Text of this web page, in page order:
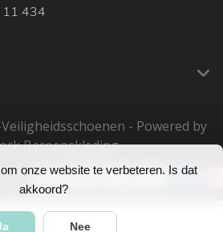
onze website te verbeteren. Is dat
akkoord?
Nee
434
- Powered by
Beroepskleding